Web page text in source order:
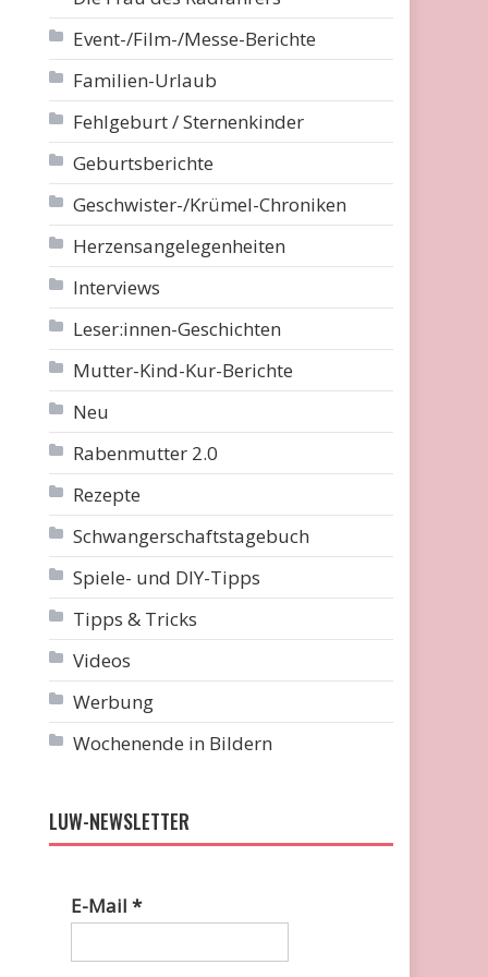
Event-/Film-/Messe-Berichte
Familien-Urlaub
Fehlgeburt / Sternenkinder
Geburtsberichte
Geschwister-/Krümel-Chroniken
Herzensangelegenheiten
Interviews
Leser:innen-Geschichten
Mutter-Kind-Kur-Berichte
Neu
Rabenmutter 2.0
Rezepte
Schwangerschaftstagebuch
Spiele- und DIY-Tipps
Tipps & Tricks
Videos
Werbung
Wochenende in Bildern
LUW-NEWSLETTER
E-Mail*